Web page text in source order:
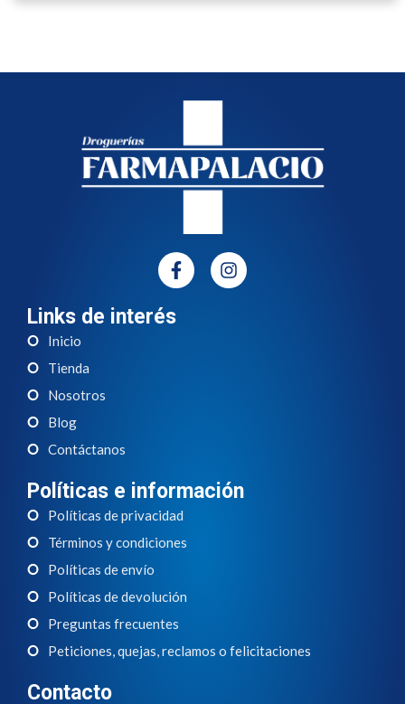
Links de interés
Inicio
Tienda
Nosotros
Blog
Contáctanos
Políticas e información
Políticas de privacidad
Términos y condiciones
Políticas de envío
Políticas de devolución
Preguntas frecuentes
Peticiones, quejas, reclamos o felicitaciones
Contacto